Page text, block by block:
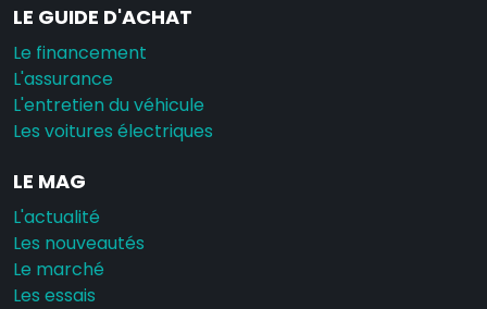
LE GUIDE D'ACHAT
Le financement
L'assurance
L'entretien du véhicule
Les voitures électriques
LE MAG
L'actualité
Les nouveautés
Le marché
Les essais